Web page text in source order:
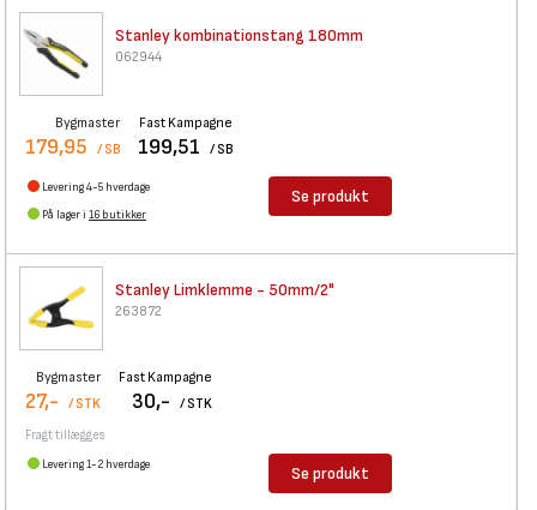
Stanley kombinationstang 180mm
062944
Bygmaster
179,95 / SB
Fast Kampagne
199,51 / SB
Levering 4-5 hverdage
På lager i 16 butikker
Se produkt
Stanley Limklemme - 50mm/2"
263872
Bygmaster
27,- / STK
Fast Kampagne
30,- / STK
Fragt tillægges
Levering 1-2 hverdage Se produkt